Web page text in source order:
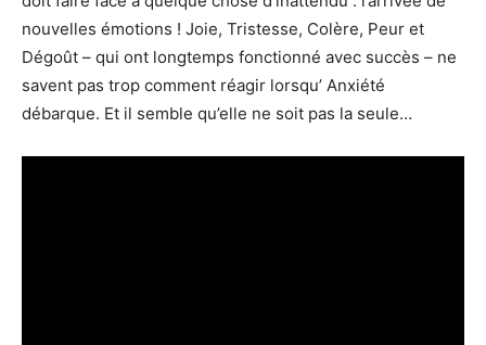
nouvelles émotions ! Joie, Tristesse, Colère, Peur et
Dégoût – qui ont longtemps fonctionné avec succès – ne
savent pas trop comment réagir lorsqu’ Anxiété
débarque. Et il semble qu’elle ne soit pas la seule…